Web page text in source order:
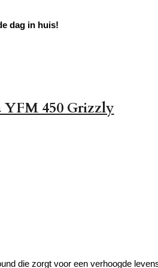
dag in huis!
YFM 450 Grizzly
die zorgt voor een verhoogde